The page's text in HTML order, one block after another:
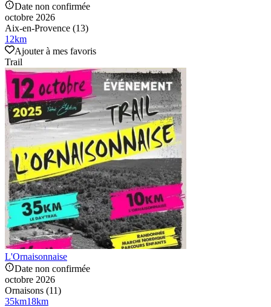
Date non confirmée
octobre 2026
Aix-en-Provence (13)
12km
Ajouter à mes favoris
Trail
L'Ornaisonnaise
Date non confirmée
octobre 2026
Ornaisons (11)
35km18km